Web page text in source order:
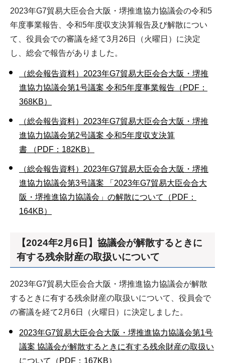
2023年G7貿易大臣会合大阪・堺推進協力協議会の令和5
年度事業報告、令和5年度収支決算報告及び解散につい
て、役員会での審議を経て3月26日（火曜日）に決定
し、総会で報告がありました。
（総会報告資料）2023年G7貿易大臣会合大阪・堺推
進協力協議会第1号議案 令和5年度事業報告（PDF：
368KB）
（総会報告資料）2023年G7貿易大臣会合大阪・堺推
進協力協議会第2号議案 令和5年度収支決算
書 （PDF：182KB）
（総会報告資料）2023年G7貿易大臣会合大阪・堺推
進協力協議会第3号議案 「2023年G7貿易大臣会合大
阪・堺推進協力協議会」の解散について（PDF：
164KB）
【2024年2月6日】協議会が解散するときに
有する残余財産の取扱いについて
2023年G7貿易大臣会合大阪・堺推進協力協議会が解散
するときに有する残余財産の取扱いについて、役員会で
の審議を経て2月6日（火曜日）に決定しました。
2023年G7貿易大臣会合大阪・堺推進協力協議会第1号
議案 協議会が解散するときに有する残余財産の取扱い
について（PDF：167KB）